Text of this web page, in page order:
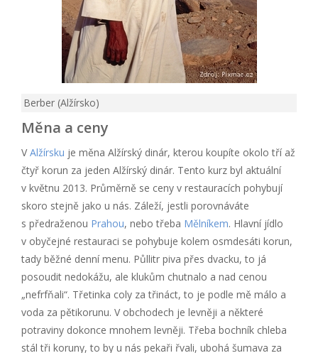
Berber (Alžírsko)
Měna a ceny
VAlžírsku je měna Alžírský dinár, kterou koupíte okolo tří až
čtyř korun za jeden Alžírský dinár. Tento kurz byl aktuální
v květnu 2013. Průměrně se ceny v restauracích pohybují
skoro stejně jako u nás. Záleží, jestli porovnáváte
s předraženou Prahou, nebo třeba Mělníkem. Hlavní jídlo
v obyčejné restauraci se pohybuje kolem osmdesáti korun,
tady běžné denní menu. Půllitr piva přes dvacku, to já
posoudit nedokážu, ale klukům chutnalo a nad cenou
„nefrfňali“. Třetinka coly za třináct, to je podle mě málo a
voda za pětikorunu. V obchodech je levněji a některé
potraviny dokonce mnohem levněji. Třeba bochník chleba
stál tři koruny, to by u nás pekaři řvali, ubohá šumava za